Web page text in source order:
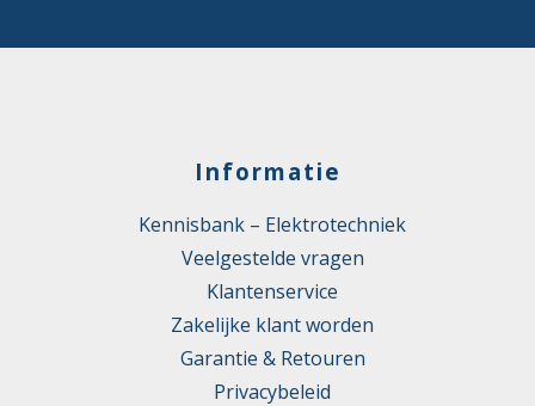
Informatie
Kennisbank – Elektrotechniek
Veelgestelde vragen
Klantenservice
Zakelijke klant worden
Garantie & Retouren
Privacybeleid